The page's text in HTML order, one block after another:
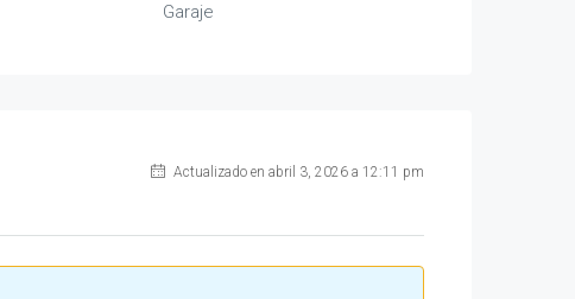
Garaje
Actualizado en abril 3, 2026 a 12:11 pm